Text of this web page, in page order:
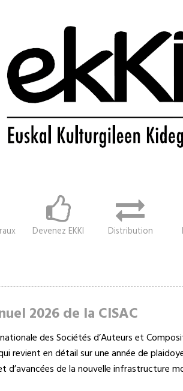
Devenez EKKI Distribution
2026 de la CISAC
des Sociétés d’Auteurs et
revient en détail sur une année de
de la nouvelle infrastructure